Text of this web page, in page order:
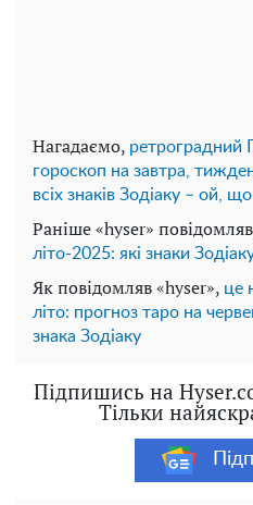
Нагадаємо, ретроградний
гороскоп на завтра,
всіх знаків Зодіаку – ой,
Раніше «hyser»
літо-2025: які знаки
Як повідомляв «hyser», це
літо: прогноз таро на
знака Зодіаку
Підпишись на
Тільки